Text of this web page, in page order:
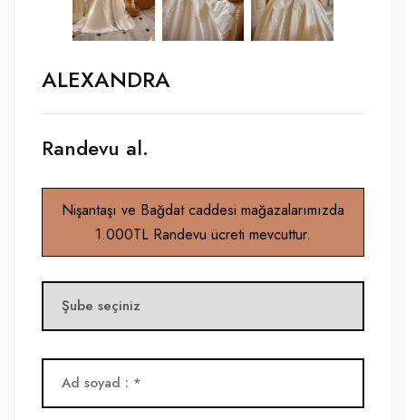
ALEXANDRA
Randevu al.
Nişantaşı ve Bağdat caddesi mağazalarımızda
1.000TL Randevu ücreti mevcuttur.